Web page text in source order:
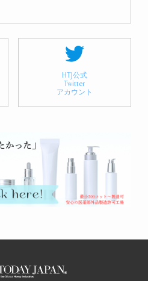
HTJ公式
Twitter
アカウント